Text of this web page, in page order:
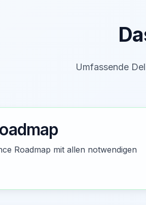
Umfassende
Roadmap mit allen notwendigen